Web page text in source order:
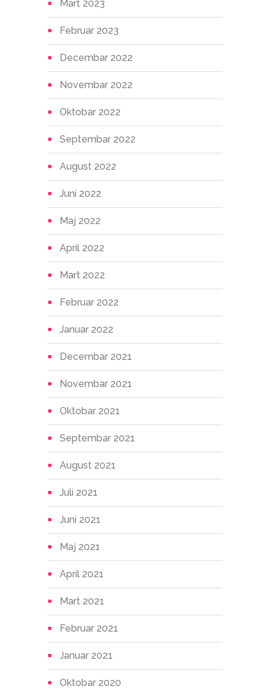
Mart 2023
Februar 2023
Decembar 2022
Novembar 2022
Oktobar 2022
Septembar 2022
August 2022
Juni 2022
Maj 2022
April 2022
Mart 2022
Februar 2022
Januar 2022
Decembar 2021
Novembar 2021
Oktobar 2021
Septembar 2021
August 2021
Juli 2021
Juni 2021
Maj 2021
April 2021
Mart 2021
Februar 2021
Januar 2021
Oktobar 2020